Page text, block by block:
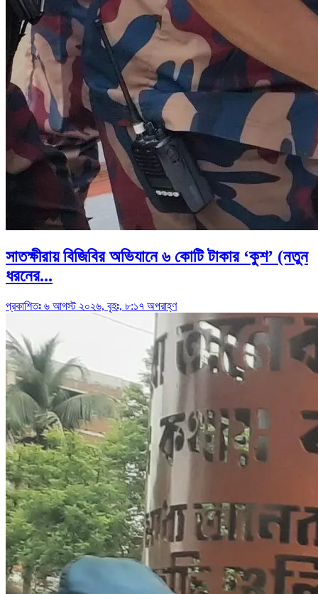
সাতক্ষীরায় বিজিবির অভিযানে ৬ কোটি টাকার ‘কুশ’ (নতুন
ধরনের...
প্রকাশিতঃ ৬ আগস্ট ২০২৬, বৃহঃ, ৮:১৭ অপরাহ্ণ